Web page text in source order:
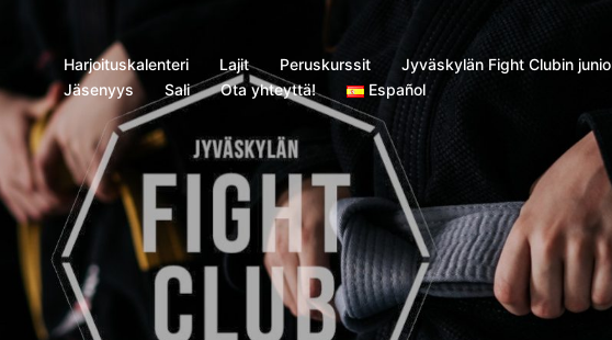
Harjoituskalenteri Lajit Peruskurssit
Jyväskylän Fight Clubin
Jäsenyys
Sali Ota yhteyttä! Español